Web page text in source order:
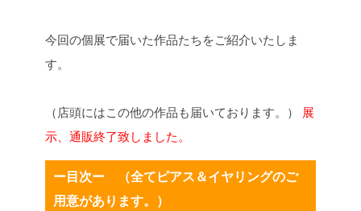
今回の個展で届いた作品たちをご紹介いたしま
す。
（店頭にはこの他の作品も届いております。）
展
示、通販終了致しました。
ー目次ー （全てピアス＆イヤリングのご
用意があります。）